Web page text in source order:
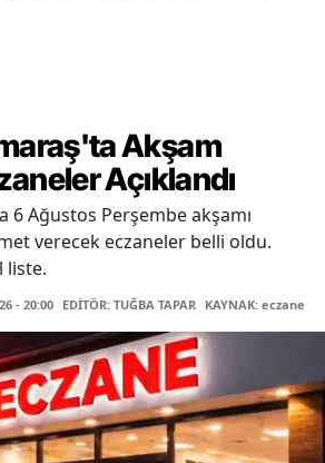
Akşam
Açıklandı
6 Ağustos Perşembe akşamı
verecek eczaneler belli oldu.
liste.
- 20:00 EDİTÖR: TUĞBA TAPAR KAYNAK: eczane